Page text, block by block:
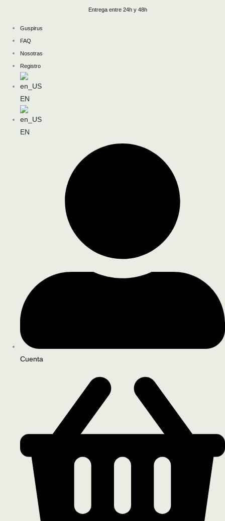
contenido
Entrega entre 24h y 48h
Guspirus
FAQ
Nosotras
Registro
EN
EN
Cuenta